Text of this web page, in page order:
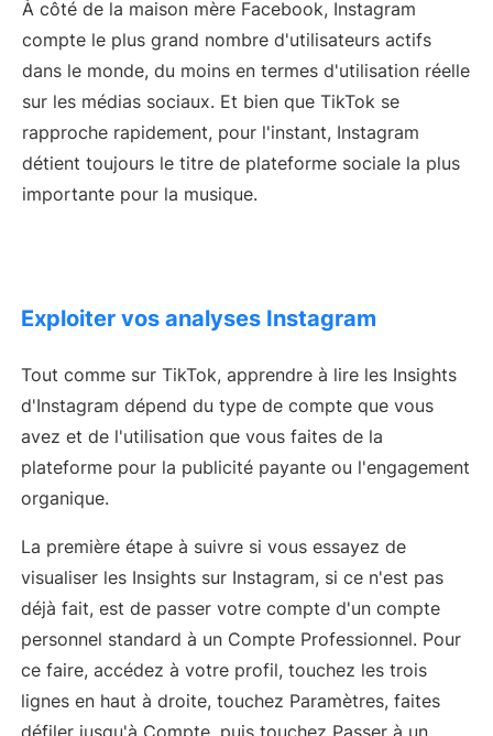
À côté de la maison mère Facebook, Instagram
compte le plus grand nombre d'utilisateurs actifs
dans le monde, du moins en termes d'utilisation réelle
sur les médias sociaux. Et bien que TikTok se
rapproche rapidement, pour l'instant, Instagram
détient toujours le titre de plateforme sociale la plus
importante pour la musique.
Exploiter vos analyses Instagram
Tout comme sur TikTok, apprendre à lire les Insights
d'Instagram dépend du type de compte que vous
avez et de l'utilisation que vous faites de la
plateforme pour la publicité payante ou l'engagement
organique.
La première étape à suivre si vous essayez de
visualiser les Insights sur Instagram, si ce n'est pas
déjà fait, est de passer votre compte d'un compte
personnel standard à un Compte Professionnel. Pour
ce faire, accédez à votre profil, touchez les trois
lignes en haut à droite, touchez Paramètres, faites
défiler jusqu'à Compte, puis touchez Passer à un